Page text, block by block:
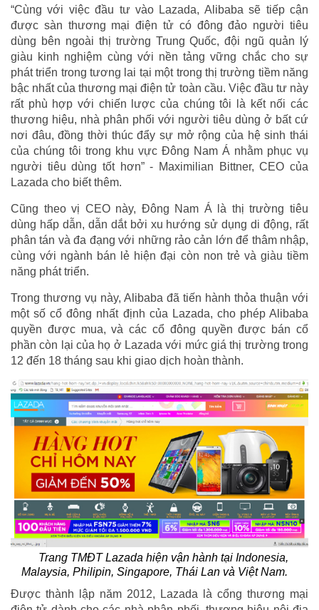
“Cùng với việc đầu tư vào Lazada, Alibaba sẽ tiếp cận
được sàn thương mại điện tử có đông đảo người tiêu
dùng bên ngoài thị trường Trung Quốc, đội ngũ quản lý
giàu kinh nghiệm cùng với nền tảng vững chắc cho sự
phát triển trong tương lai tại một trong thị trường tiềm năng
bậc nhất của thương mại điện tử toàn cầu. Việc đầu tư này
rất phù hợp với chiến lược của chúng tôi là kết nối các
thương hiệu, nhà phân phối với người tiêu dùng ở bất cứ
nơi đâu, đồng thời thúc đẩy sự mở rộng của hệ sinh thái
của chúng tôi trong khu vực Đông Nam Á nhằm phục vụ
người tiêu dùng tốt hơn” - Maximilian Bittner, CEO của
Lazada cho biết thêm.
Cũng theo vị CEO này, Đông Nam Á là thị trường tiêu
dùng hấp dẫn, dẫn dắt bởi xu hướng sử dụng di động, rất
phân tán và đa đạng với những rảo cản lớn để thâm nhập,
cùng với ngành bán lẻ hiện đại còn non trẻ và giàu tiềm
năng phát triển.
Trong thương vụ này, Alibaba đã tiến hành thỏa thuận với
một số cổ đông nhất định của Lazada, cho phép Alibaba
quyền được mua, và các cổ đông quyền được bán cổ
phần còn lại của họ ở Lazada với mức giá thị trường trong
12 đến 18 tháng sau khi giao dịch hoàn thành.
Trang TMĐT Lazada hiện vận hành tại Indonesia,
Malaysia, Philipin, Singapore, Thái Lan và Việt Nam.
Được thành lập năm 2012, Lazada là cổng thương mại